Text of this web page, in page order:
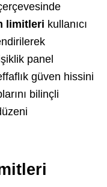
limitleri kullanıcı
panel
güven hissini
bilinçli